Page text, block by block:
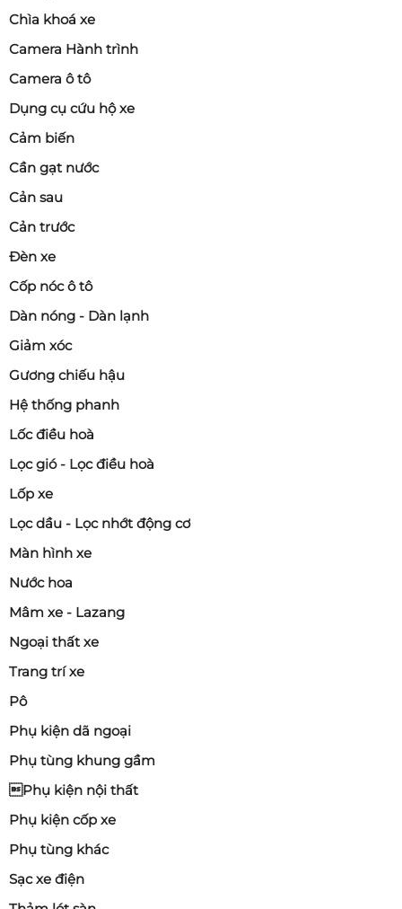
Chìa khoá xe
Camera Hành trình
Camera ô tô
Dụng cụ cứu hộ xe
Cảm biến
Cần gạt nước
Cản sau
Cản trước
Đèn xe
Cốp nóc ô tô
Dàn nóng - Dàn lạnh
Giảm xóc
Gương chiếu hậu
Hệ thống phanh
Lốc điều hoà
Lọc gió - Lọc điều hoà
Lốp xe
Lọc dầu - Lọc nhớt động cơ
Màn hình xe
Nước hoa
Mâm xe - Lazang
Ngoại thất xe
Trang trí xe
Pô
Phụ kiện dã ngoại
Phụ tùng khung gầm
Phụ kiện nội thất
Phụ kiện cốp xe
Phụ tùng khác
Sạc xe điện